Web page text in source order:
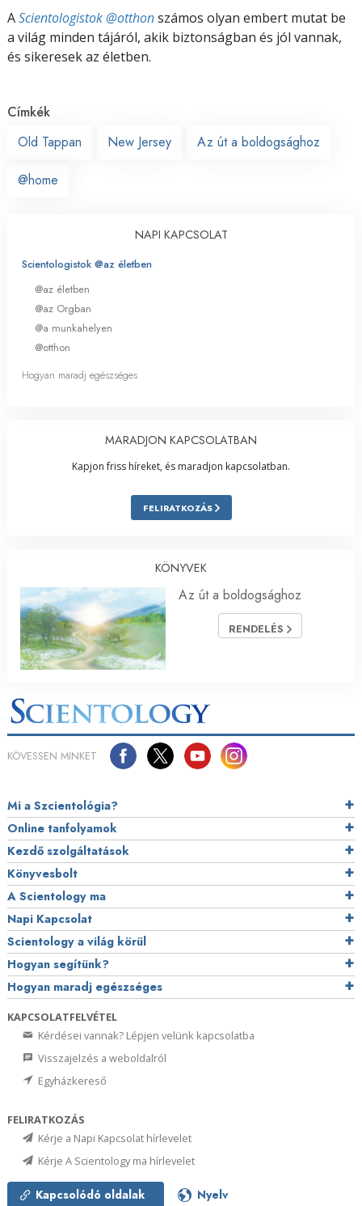
AScientologistok @otthonszámos olyan embert mutat be
a világ minden tájáról, akik biztonságban és jól vannak,
és sikeresek az életben.
Címkék
Old Tappan
New Jersey Az út a boldogsághoz
@home
NAPI KAPCSOLAT
Scientologistok @az életben
@az életben
@az Orgban
@a munkahelyen
@otthon
Hogyan maradj egészséges
MARADJON KAPCSOLATBAN
Kapjon friss híreket, és maradjon kapcsolatban.
FELIRATKOZÁS
KÖNYVEK
Az út a boldogsághoz
RENDELÉS
KÖVESSEN MINKET
Mi a Szcientológia?
Online tanfolyamok
Kezdő szolgáltatások
Könyvesbolt
A Scientology ma
Napi Kapcsolat
Scientology a világ körül
Hogyan segítünk?
Hogyan maradj egészséges
KAPCSOLATFELVÉTEL
Kérdései vannak? Lépjen velünk kapcsolatba
Visszajelzés a weboldalról
Egyházkereső
FELIRATKOZÁS
Kérje a Napi Kapcsolat hírlevelet
Kérje A Scientology ma hírlevelet
Kapcsolódó oldalak Nyelv